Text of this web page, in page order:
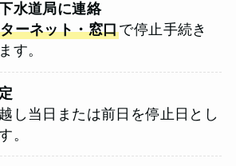
水道局に連絡
ーネット・窓口で停止手続き
す。
し当日または前日を停止日とし
。